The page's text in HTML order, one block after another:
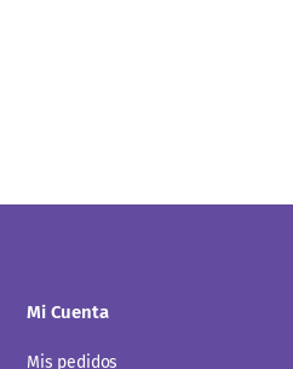
Mi Cuenta
Mis pedidos